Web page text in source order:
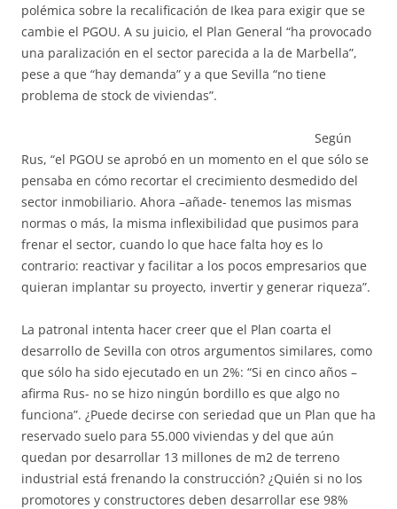
polémica sobre la recalificación de Ikea para exigir que se
cambie el PGOU. A su juicio, el Plan General “ha provocado
una paralización en el sector parecida a la de Marbella”,
pese a que “hay demanda” y a que Sevilla “no tiene
problema de stock de viviendas”.
Según
Rus, “el PGOU se aprobó en un momento en el que sólo se
pensaba en cómo recortar el crecimiento desmedido del
sector inmobiliario. Ahora –añade- tenemos las mismas
normas o más, la misma inflexibilidad que pusimos para
frenar el sector, cuando lo que hace falta hoy es lo
contrario: reactivar y facilitar a los pocos empresarios que
quieran implantar su proyecto, invertir y generar riqueza”.
La patronal intenta hacer creer que el Plan coarta el
desarrollo de Sevilla con otros argumentos similares, como
que sólo ha sido ejecutado en un 2%: “Si en cinco años –
afirma Rus- no se hizo ningún bordillo es que algo no
funciona”. ¿Puede decirse con seriedad que un Plan que ha
reservado suelo para 55.000 viviendas y del que aún
quedan por desarrollar 13 millones de m2 de terreno
industrial está frenando la construcción? ¿Quién si no los
promotores y constructores deben desarrollar ese 98%